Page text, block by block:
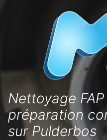
Nettoyage
préparation
sur Pulderbos